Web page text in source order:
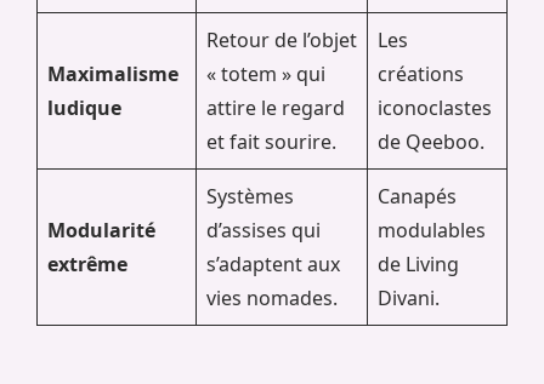
Maximalisme
ludique
Retour de l’objet
« totem » qui
attire le regard
et fait sourire.
Les
créations
iconoclastes
de Qeeboo.
Modularité
extrême
Systèmes
d’assises qui
s’adaptent aux
vies nomades.
Canapés
modulables
de Living
Divani.